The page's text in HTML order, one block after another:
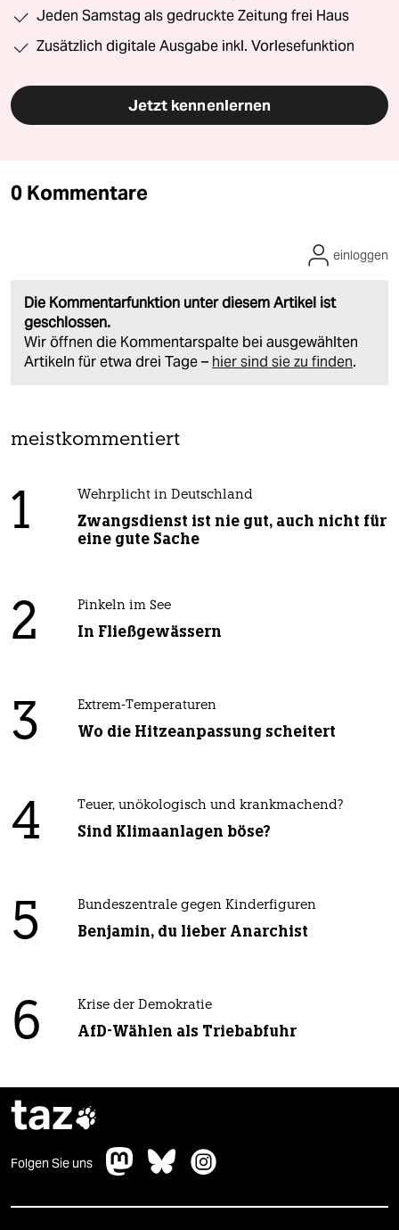
Jeden Samstag als gedruckte Zeitung frei Haus
Zusätzlich digitale Ausgabe inkl. Vorlesefunktion
Jetzt kennenlernen
0 Kommentare
Die Kommentarfunktion unter diesem Artikel ist
geschlossen.
Wir öffnen die Kommentarspalte bei ausgewählten
Artikeln für etwa drei Tage – hier sind sie zu finden.
einloggen
meistkommentiert
1 Wehrplicht in Deutschland
Zwangsdienst ist nie gut, auch nicht für
eine gute Sache
2 Pinkeln im See
In Fließgewässern
3 Extrem-Temperaturen
Wo die Hitzeanpassung scheitert
4 Teuer, unökologisch und krankmachend?
Sind Klimaanlagen böse?
5 Bundeszentrale gegen Kinderfiguren
Benjamin, du lieber Anarchist
6 Krise der Demokratie
AfD-Wählen als Triebabfuhr
taz
Folgen Sie uns